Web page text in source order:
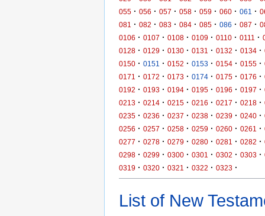
055 · 056 · 057 · 058 · 059 · 060 · 061 ·
081
· 082 · 083 · 084 · 085 · 086 · 087 ·
0106 · 0107 · 0108 · 0109 · 0110 · 0111 ·
0128 · 0129 · 0130 · 0131 · 0132 · 0134 ·
0150 · 0151 · 0152 · 0153 · 0154 · 0155 ·
0171
· 0172 · 0173 · 0174 · 0175 · 0176 ·
0192 · 0193 · 0194 · 0195 · 0196 · 0197 ·
0213 · 0214 · 0215 · 0216 · 0217 · 0218 ·
0235 · 0236 · 0237 · 0238 · 0239 · 0240 ·
0256 · 0257 · 0258 · 0259 · 0260 · 0261 ·
0277 · 0278 · 0279 · 0280 · 0281 · 0282 ·
0298 · 0299 · 0300 · 0301 · 0302 · 0303 ·
0319 · 0320 · 0321 · 0322 · 0323 ·
List of New